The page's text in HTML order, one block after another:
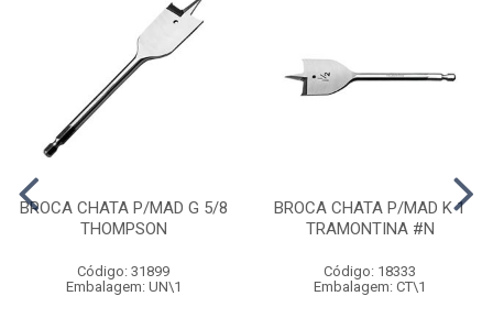
BROCA CHATA P/MAD G 5/8
THOMPSON
Código: 31899
Embalagem: UN\1
BROCA CHATA P/MAD K 1
TRAMONTINA #N
Código: 18333
Embalagem: CT\1